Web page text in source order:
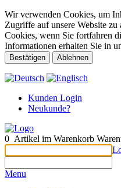
Wir verwenden Cookies, um
Zugriffe auf unsere Website zu
Cookies, wenn Sie fortfahren
Informationen erhalten Sie in
Bestätigen Ablehnen
Kunden Login
Neukunde?
0 Artikel im Warenkorb
Menu